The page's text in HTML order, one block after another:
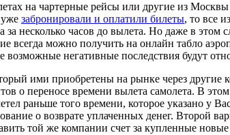
на чартерные рейсы или другие из
забронировали и оплатили билеты, то все
несколько часов до вылета. Но даже в этом
всегда можно получить на онлайн табло
негативные последствия будут
ими приобретены на рынке через
о переносе времени вылета самолета. В
раньше того времени, которое указано у
о возврате уплаченных денег. Второй
той же компании счет за купленные